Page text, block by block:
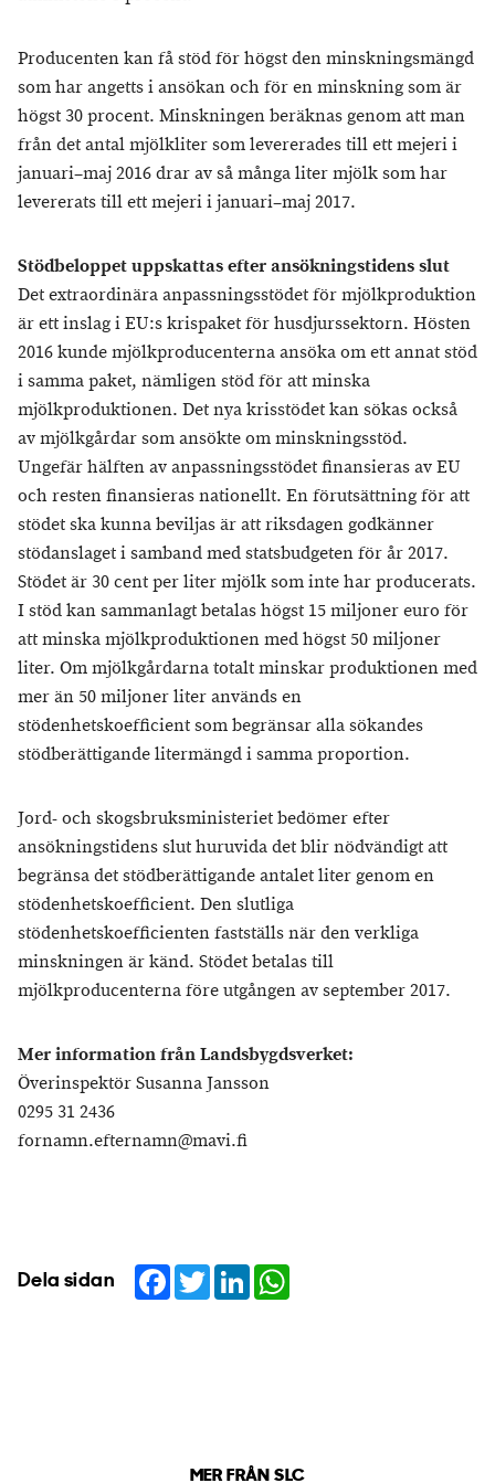
Producenten kan få stöd för högst den minskningsmängd
som har angetts i ansökan och för en minskning som är
högst 30 procent. Minskningen beräknas genom att man
från det antal mjölkliter som levererades till ett mejeri i
januari–maj 2016 drar av så många liter mjölk som har
levererats till ett mejeri i januari–maj 2017.
Stödbeloppet uppskattas efter ansökningstidens slut
Det extraordinära anpassningsstödet för mjölkproduktion
är ett inslag i EU:s krispaket för husdjurssektorn. Hösten
2016 kunde mjölkproducenterna ansöka om ett annat stöd
i samma paket, nämligen stöd för att minska
mjölkproduktionen. Det nya krisstödet kan sökas också
av mjölkgårdar som ansökte om minskningsstöd.
Ungefär hälften av anpassningsstödet finansieras av EU
och resten finansieras nationellt. En förutsättning för att
stödet ska kunna beviljas är att riksdagen godkänner
stödanslaget i samband med statsbudgeten för år 2017.
Stödet är 30 cent per liter mjölk som inte har producerats.
I stöd kan sammanlagt betalas högst 15 miljoner euro för
att minska mjölkproduktionen med högst 50 miljoner
liter. Om mjölkgårdarna totalt minskar produktionen med
mer än 50 miljoner liter används en
stödenhetskoefficient som begränsar alla sökandes
stödberättigande litermängd i samma proportion.
Jord- och skogsbruksministeriet bedömer efter
ansökningstidens slut huruvida det blir nödvändigt att
begränsa det stödberättigande antalet liter genom en
stödenhetskoefficient. Den slutliga
stödenhetskoefficienten fastställs när den verkliga
minskningen är känd. Stödet betalas till
mjölkproducenterna före utgången av september 2017.
Mer information från Landsbygdsverket:
Överinspektör Susanna Jansson
0295 31 2436
fornamn.efternamn@mavi.fi
Dela sidan Facebook
TwitterLinkedIn
MER FRÅN SLC